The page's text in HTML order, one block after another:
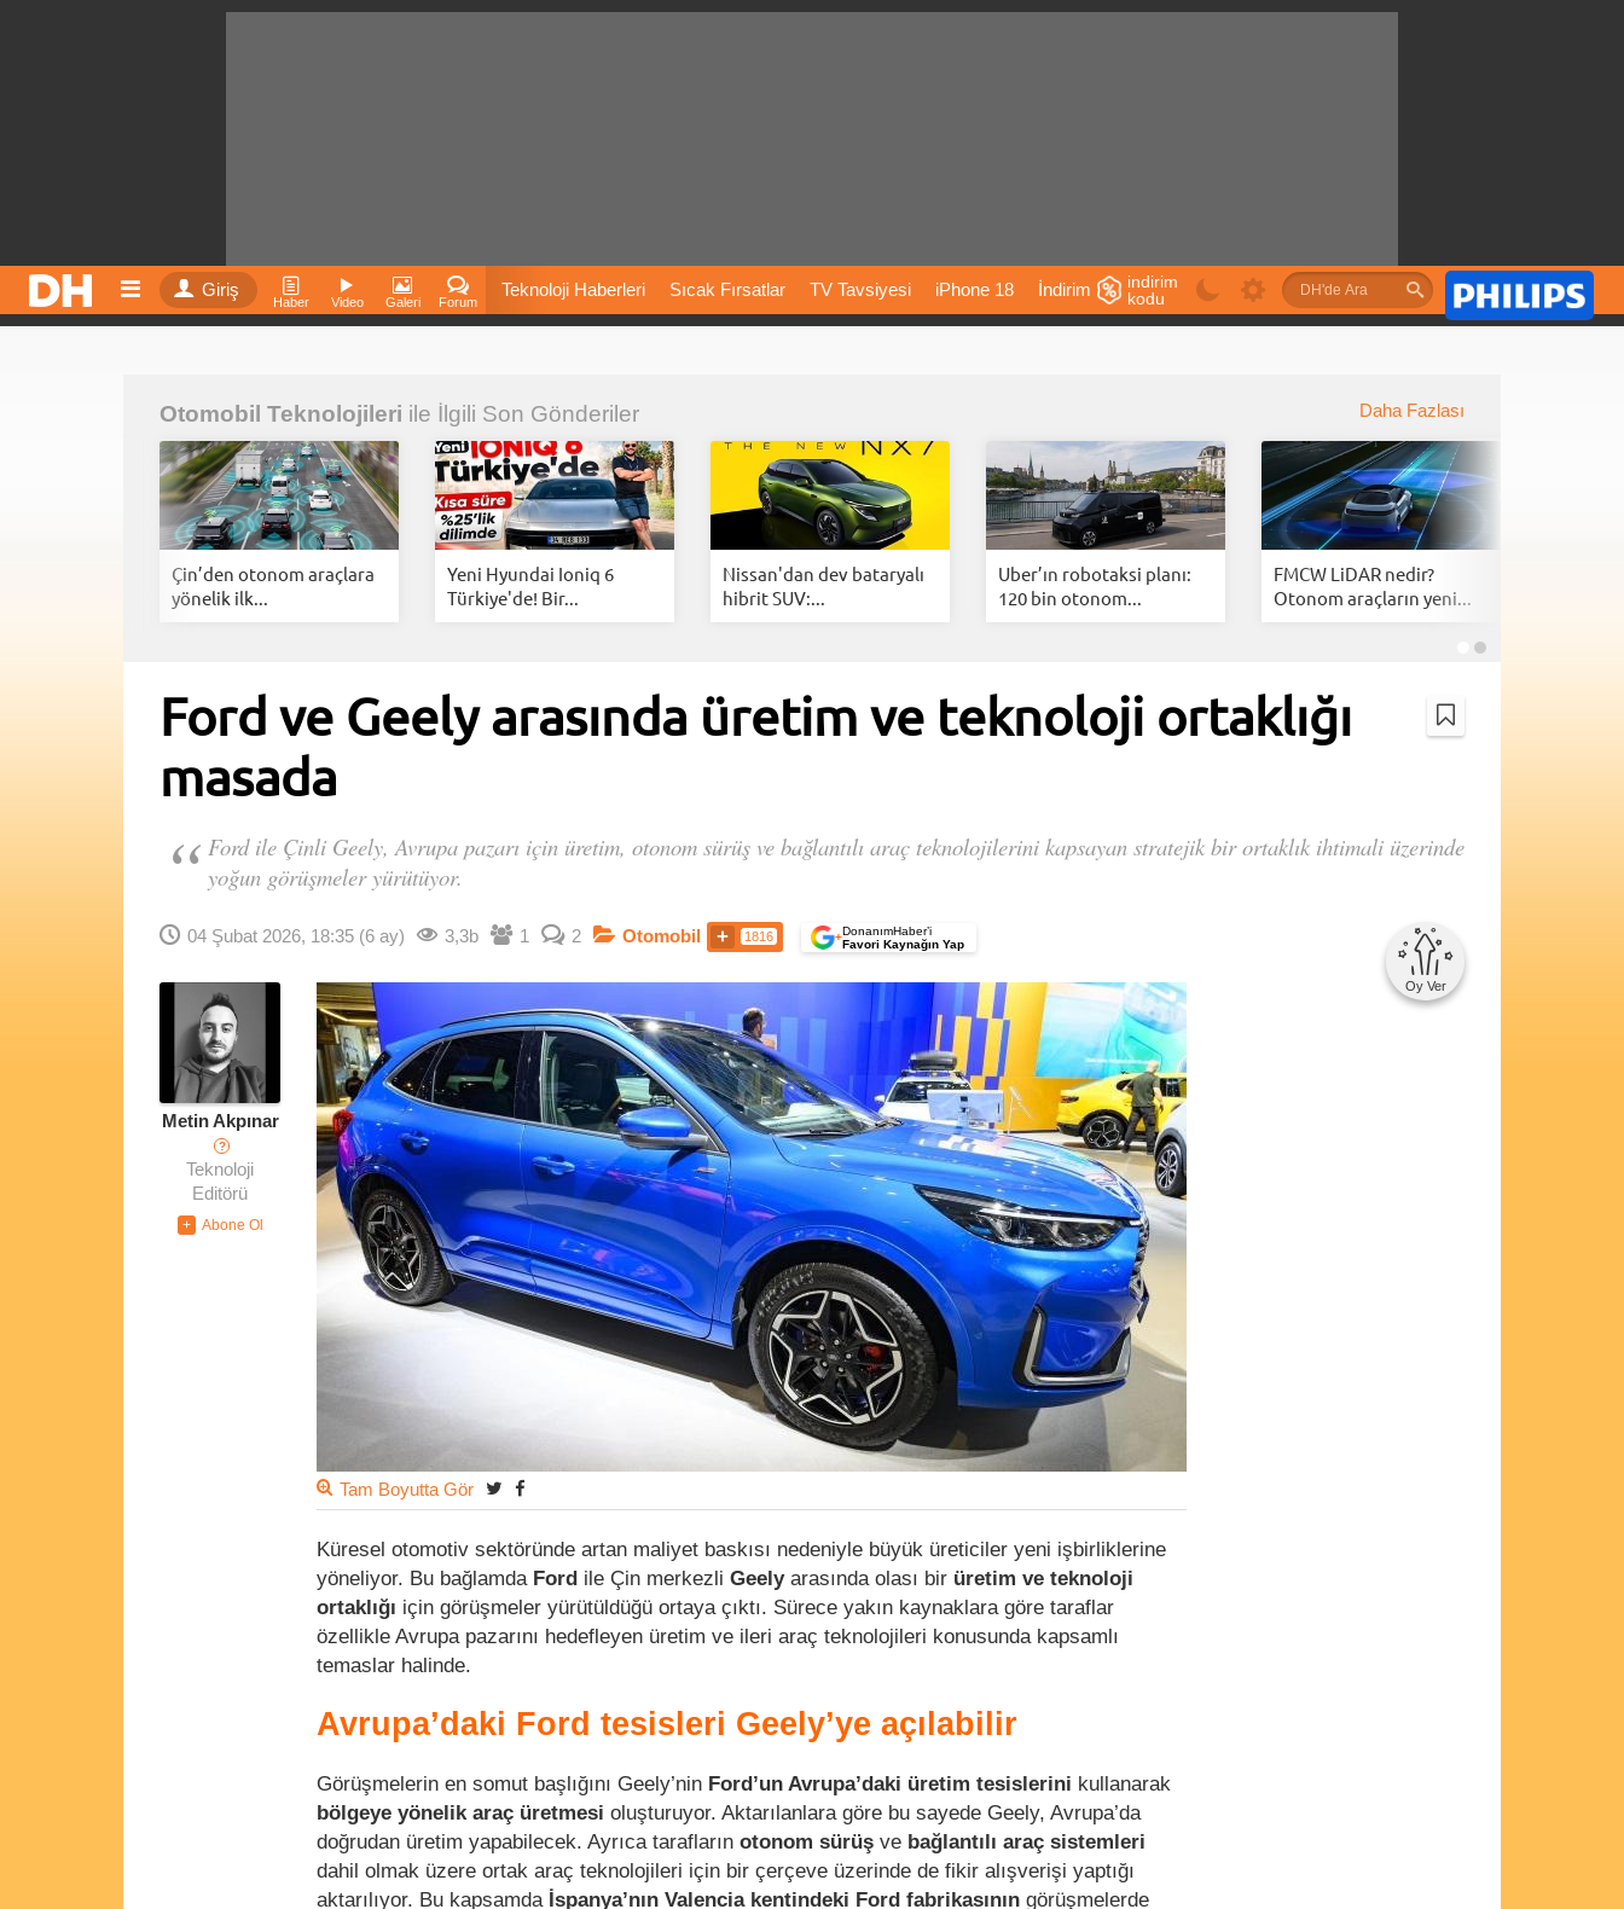
Giriş
Haber Video Galeri Forum
Teknoloji Haberleri Sıcak Fırsatlar TV Tavsiyesi iPhone 18 İndirim
Fiyatları Vizyondaki
İnstagram Dondurma İnstagram Çöktü Mü
indirim
kodu
Otomobil Teknolojileri ile İlgili Son Gönderiler Daha Fazlası
Çin’den otonom araçlara
yönelik ilk...
Yeni Hyundai Ioniq 6
Türkiye'de! Bir...
Nissan'dan dev bataryalı
hibrit SUV:...
Uber’ın robotaksi planı:
120 bin otonom...
FMCW LiDAR nedir?
Otonom araçların yeni...
Ford ve Geely arasında üretim ve teknoloji ortaklığı
masada
Ford ile Çinli Geely, Avrupa pazarı için üretim, otonom sürüş ve bağlantılı araç teknolojilerini kapsayan stratejik bir ortaklık ihtimali üzerinde
yoğun görüşmeler yürütüyor.
04 Şubat 2026, 18:35 (6 ay) 3,3b 1 2 Otomobil 1816 +DonanımHaber’i
Favori Kaynağın Yap
Oy Ver
Metin Akpınar
?
Teknoloji
Editörü
Tam Boyutta Gör
Küresel otomotiv sektöründe artan maliyet baskısı nedeniyle büyük üreticiler yeni işbirliklerine
yöneliyor. Bu bağlamda Ford ile Çin merkezli Geelyarasında olası bir üretim ve teknoloji
ortaklığı için görüşmeler yürütüldüğü ortaya çıktı. Sürece yakın kaynaklara göre taraflar
özellikle Avrupa pazarını hedefleyen üretim ve ileri araç teknolojileri konusunda kapsamlı
temaslar halinde.
Avrupa’daki Ford tesisleri Geely’ye açılabilir
Görüşmelerin en somut başlığını Geely’nin Ford’un Avrupa’daki üretim tesislerini kullanarak
bölgeye yönelik araç üretmesi oluşturuyor. Aktarılanlara göre bu sayede Geely, Avrupa’da
doğrudan üretim yapabilecek. Ayrıca tarafların otonom sürüş ve bağlantılı araç sistemleri
dahil olmak üzere ortak araç teknolojileri için bir çerçeve üzerinde de fikir alışverişi yaptığı
aktarılıyor. Bu kapsamda İspanya’nın Valencia kentindeki Ford fabrikasının görüşmelerde